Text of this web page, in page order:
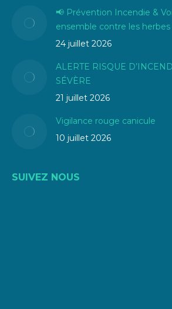
📢 Prévention Incendie &
ensemble contre les herbes
24 juillet 2026
ALERTE RISQUE
SÉVÈRE
21 juillet 2026
Vigilance rouge canicule
10 juillet 2026
SUIVEZ NOUS